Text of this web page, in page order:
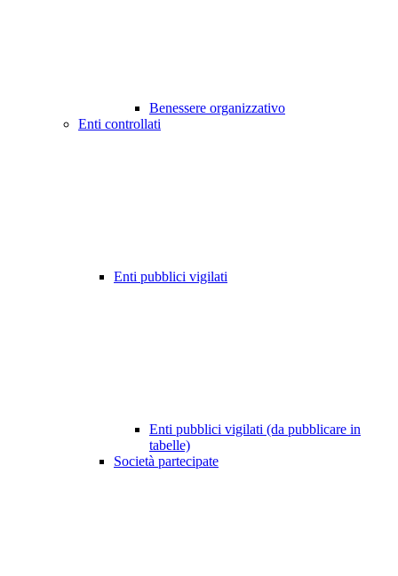
Benessere organizzativo
Enti controllati
Enti pubblici vigilati
Enti pubblici vigilati (da pubblicare in
tabelle)
Società partecipate